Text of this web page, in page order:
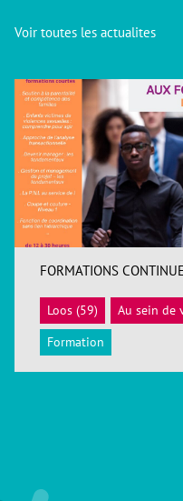
Voir toutes les actualites
FORMATIONS
Loos (59)
Au sein de
Formation